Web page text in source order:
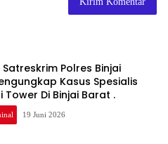
Polres Binjai
Kasus Spesialis
Tower Di Binjai Barat .
19 Juni 2026